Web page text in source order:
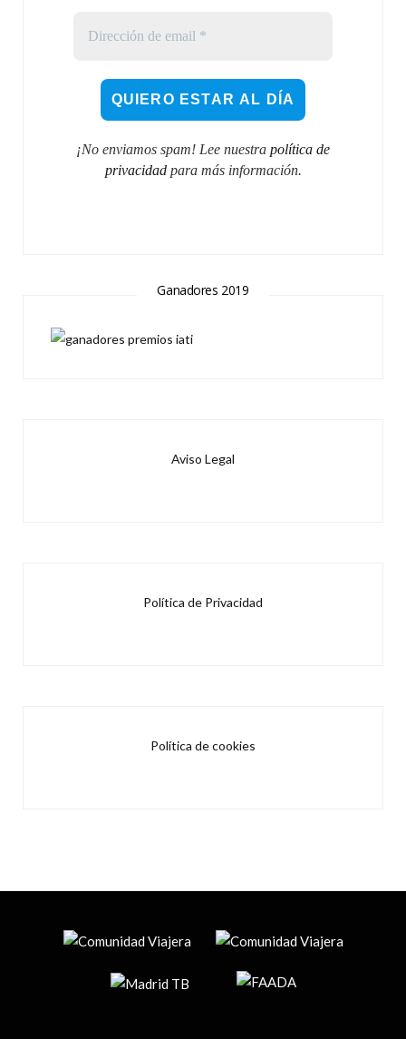
¡No enviamos spam! Lee nuestra política de
privacidadpara más información.
Ganadores 2019
Aviso Legal
Política de Privacidad
Política de cookies